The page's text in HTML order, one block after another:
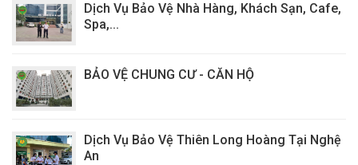
Dịch Vụ Bảo Vệ Nhà Hàng, Khách Sạn, Cafe,
Spa,...
BẢO VỆ CHUNG CƯ - CĂN HỘ
Dịch Vụ Bảo Vệ Thiên Long Hoàng Tại Nghệ
An